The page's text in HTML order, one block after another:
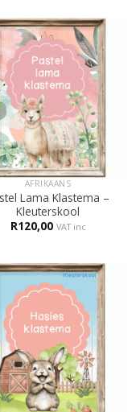
AFRIKAANS
Lama Klastema –
Kleuterskool
R120,00 VAT inc